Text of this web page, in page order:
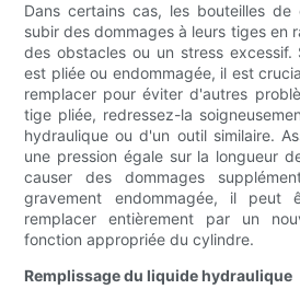
Dans certains cas, les bouteilles de
subir des dommages à leurs tiges en
des obstacles ou un stress
est pliée ou endommagée, il est
remplacer pour éviter d'autres
tige pliée, redressez-la
hydraulique ou d'un outil similaire.
une pression égale sur la longueur
causer des dommages
gravement endommagée, il peut
remplacer entièrement par un
fonction appropriée du cylindre.
Remplissage du liquide hydraulique